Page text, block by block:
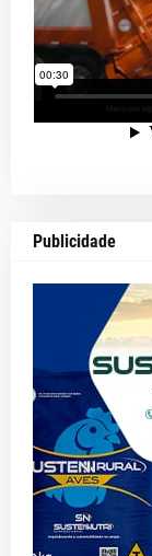
Publicidade